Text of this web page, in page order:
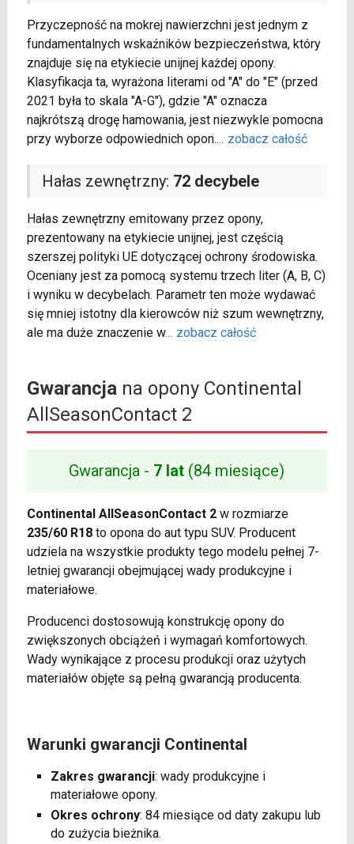
Przyczepność na mokrej nawierzchni jest jednym z
fundamentalnych wskaźników bezpieczeństwa, który
znajduje się na etykiecie unijnej każdej opony.
Klasyfikacja ta, wyrażona literami od "A" do "E" (przed
2021 była to skala "A-G"), gdzie "A" oznacza
najkrótszą drogę hamowania, jest niezwykle pomocna
przy wyborze odpowiednich opon.... zobacz całość
Hałas zewnętrzny: 72 decybele
Hałas zewnętrzny emitowany przez opony,
prezentowany na etykiecie unijnej, jest częścią
szerszej polityki UE dotyczącej ochrony środowiska.
Oceniany jest za pomocą systemu trzech liter (A, B, C)
i wyniku w decybelach. Parametr ten może wydawać
się mniej istotny dla kierowców niż szum wewnętrzny,
ale ma duże znaczenie w... zobacz całość
Gwarancjana opony Continental
AllSeasonContact 2
Gwarancja - 7 lat (84 miesiące)
Continental AllSeasonContact 2w rozmiarze
235/60 R18to opona do aut typu SUV. Producent
udziela na wszystkie produkty tego modelu pełnej 7-
letniej gwarancji obejmującej wady produkcyjne i
materiałowe.
Producenci dostosowują konstrukcję opony do
zwiększonych obciążeń i wymagań komfortowych.
Wady wynikające z procesu produkcji oraz użytych
materiałów objęte są pełną gwarancją producenta.
Warunki gwarancji Continental
Zakres gwarancji: wady produkcyjne i
materiałowe opony.
Okres ochrony: 84 miesiące od daty zakupu lub
do zużycia bieżnika.